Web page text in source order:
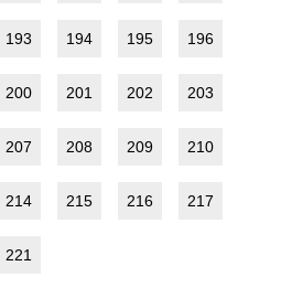
193 194 195 196
200 201 202 203
207 208 209 210
214 215 216 217
221